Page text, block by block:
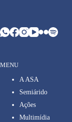
MENU
A ASA
Semiárido
Ações
Multimídia